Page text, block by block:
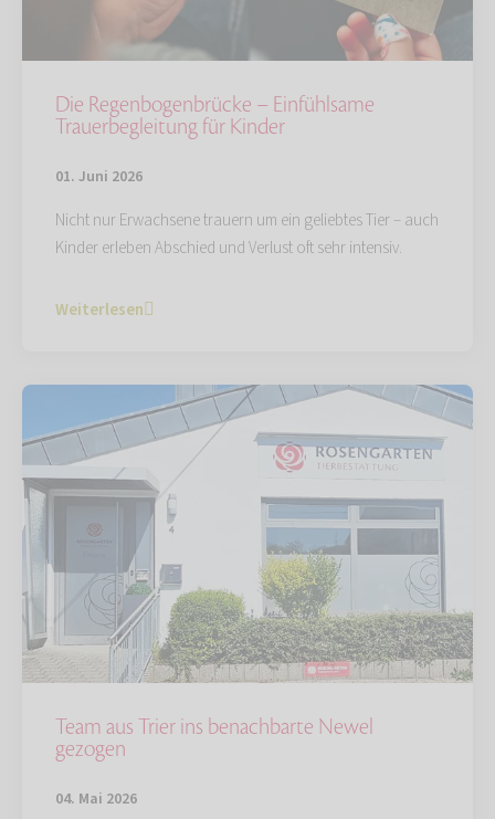
Die Regenbogenbrücke – Einfühlsame
Trauerbegleitung für Kinder
01. Juni 2026
Nicht nur Erwachsene trauern um ein geliebtes Tier – auch
Kinder erleben Abschied und Verlust oft sehr intensiv.
Weiterlesen
Team aus Trier ins benachbarte Newel
gezogen
04. Mai 2026